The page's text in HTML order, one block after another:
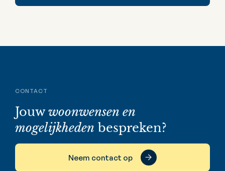
CONTACT
Jouwwoonwensen en
mogelijkheden bespreken?
Neem contact op